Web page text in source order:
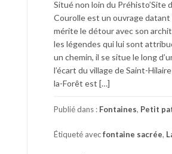
Situé non loin du Préhisto’Site
Courolle est un ouvrage datant
mérite le détour avec son
les légendes qui lui sont
un chemin, il se situe le long
l’écart du village de Saint-
la-Forêt est […]
Publié dans : Fontaines, Petit
Étiqueté avecfontaine sacrée,